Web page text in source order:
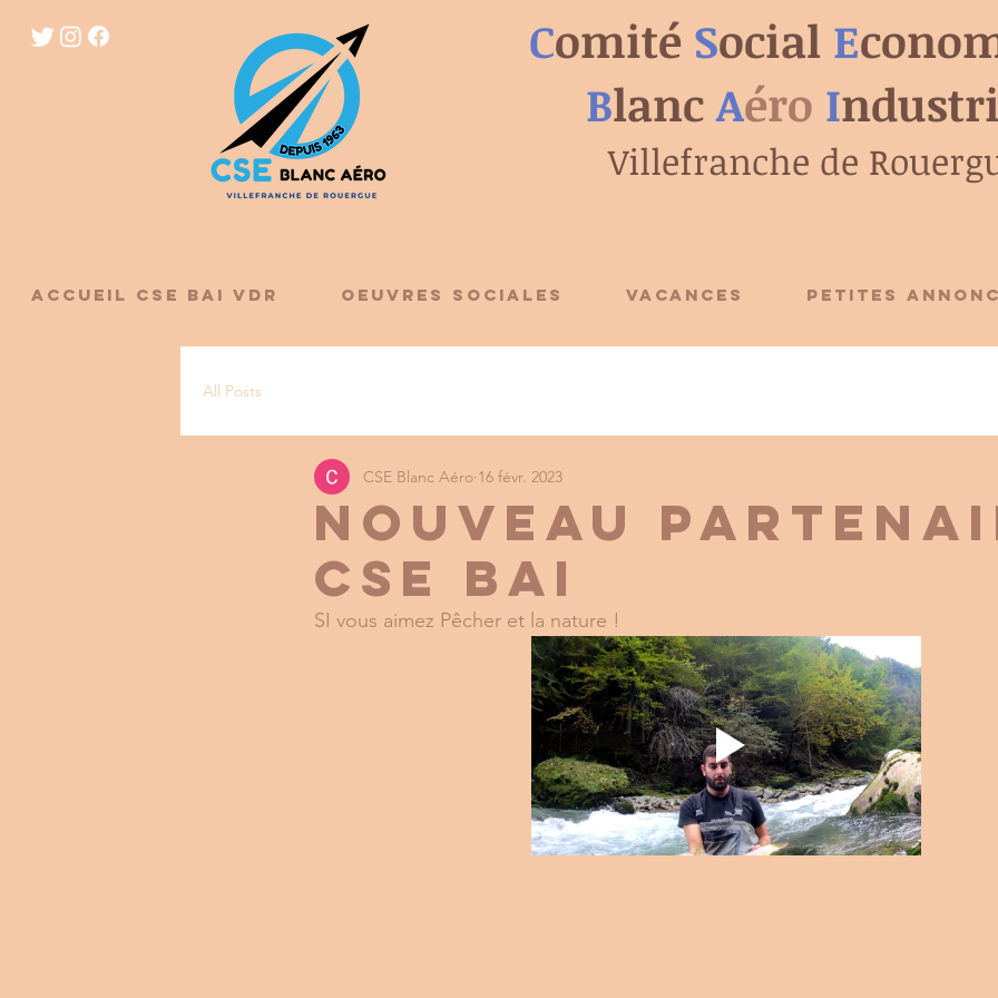
Comité Social E
Blanc Aéro I
Villefranche de
ACCUEIL CSE BAI VDR OEUVRES SOCIALES VACANCES PETITES
All Posts
NOUVEAU
CSE BAI
CSE Blanc Aéro 16 févr. 2023
SI vous aimez Pêcher et la nature !